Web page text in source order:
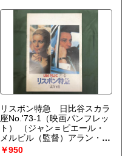
リスボン特急 日比谷スカラ
座No.'73-1（映画パンフレッ
ト）
（ジャン＝ピエール・
メルビル（監督）アラン・ド
ロン（出演））
￥950